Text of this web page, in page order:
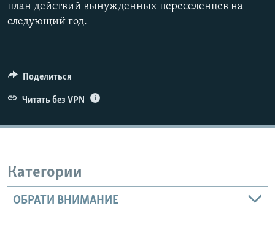
план действий вынужденных переселенцев на
следующий год.
Поделиться
Читать без VPN
Категории
ОБРАТИ ВНИМАНИЕ